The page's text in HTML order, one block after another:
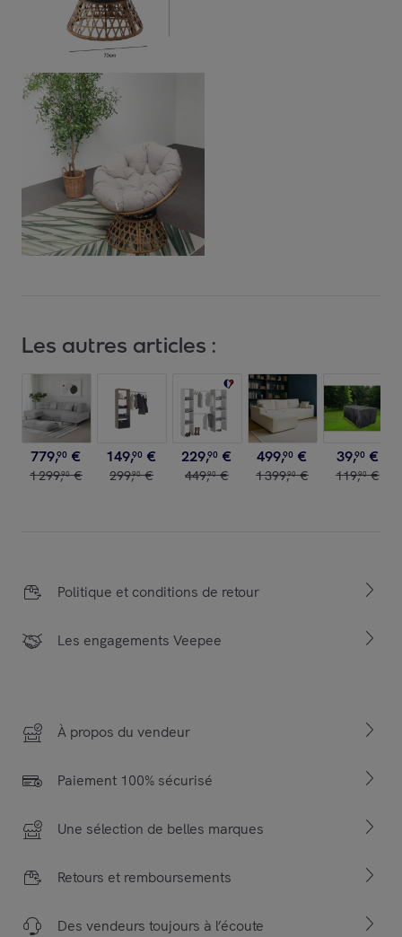
Les autres articles :
779,90 €
1299,90 €
149,90 €
299,90 €
229,90 €
449,90 €
499,90 €
1399,90 €
39,90 €
119,90 €
Politique et conditions de retour
Les engagements Veepee
À propos du vendeur
Paiement 100% sécurisé
Une sélection de belles marques
Retours et remboursements
Des vendeurs toujours à l’écoute